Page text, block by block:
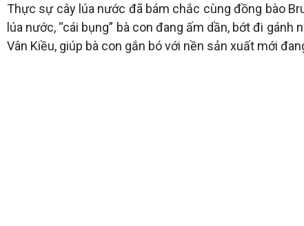
Thực sự cây lúa nước đã bám chắc cùng đồng bào
lúa nước, “cái bụng” bà con đang ấm dần, bớt đi
Vân Kiều, giúp bà con gắn bó với nền sản xuất mới